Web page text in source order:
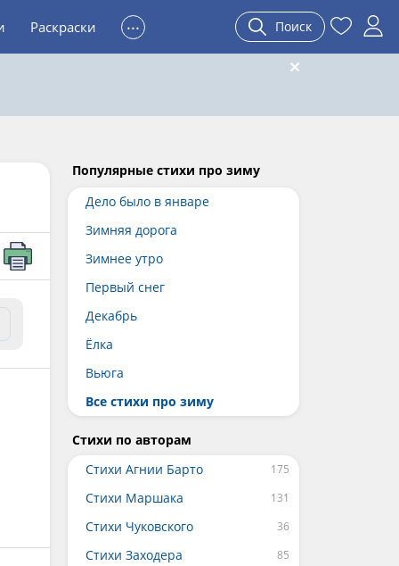
Раскраски ... Поиск
Популярные стихи про зиму
Дело было в январе
Зимняя дорога
Зимнее утро
Первый снег
Декабрь
Ёлка
Вьюга
Все стихи про зиму
Стихи по авторам
Стихи Агнии Барто
Стихи Маршака
Стихи Чуковского
Стихи Заходера